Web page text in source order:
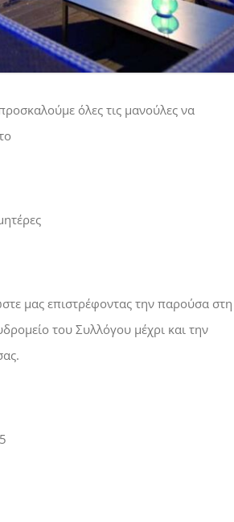
όλες τις μανούλες να
μας επιστρέφοντας την παρούσα στη
του Συλλόγου μέχρι και την